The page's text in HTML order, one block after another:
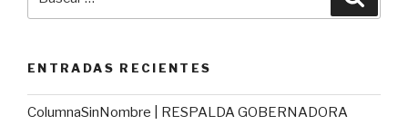
por:
ENTRADAS RECIENTES
ColumnaSinNombre | RESPALDA GOBERNADORA